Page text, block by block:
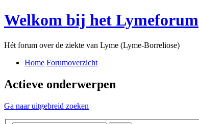
Welkom bij het Lymeforum
Hét forum over de ziekte van Lyme (Lyme-Borreliose)
Home Forumoverzicht
Actieve onderwerpen
Ga naar uitgebreid zoeken